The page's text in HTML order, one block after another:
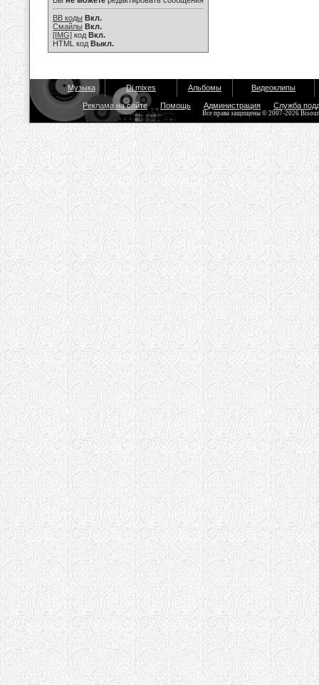
BB коды Вкл.
Смайлы Вкл.
[IMG] код Вкл.
HTML код Выкл.
Музыка Dj mixes Альбомы Видеоклипы
Реклама на сайте Помощь Администрация Служба
Все права защищены © 2007-2026